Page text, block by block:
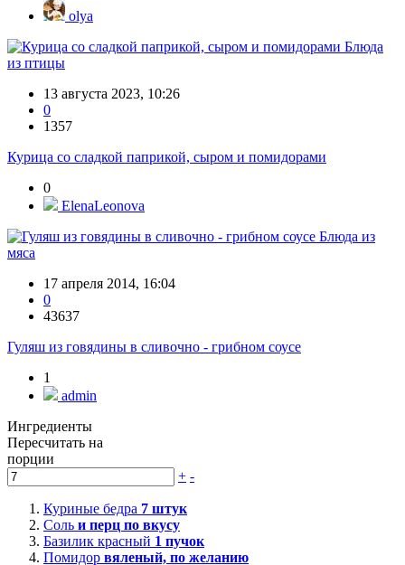
olya
Блюда
из птицы
13 августа 2023, 10:26
0
1357
Курица со сладкой паприкой, сыром и помидорами
0
ElenaLeonova
Блюда из
мяса
17 апреля 2014, 16:04
0
43637
Гуляш из говядины в сливочно - грибном соусе
1
admin
Ингредиенты
Пересчитать на
порции
+ -
Куриные бедра 7 штук
Соль и перц по вкусу
Базилик красный 1 пучок
Помидор вяленый, по желанию